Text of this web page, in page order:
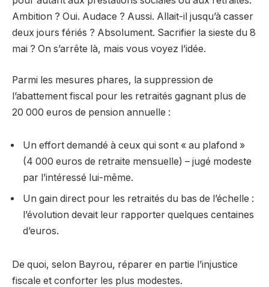
Ambition ? Oui. Audace ? Aussi. Allait-il jusqu’à casser
deux jours fériés ? Absolument. Sacrifier la sieste du 8
mai ? On s’arrête là, mais vous voyez l’idée.
Parmi les mesures phares, la suppression de
l’abattement fiscal pour les retraités gagnant plus de
20 000 euros de pension annuelle :
Un effort demandé à ceux qui sont « au plafond »
(4 000 euros de retraite mensuelle) – jugé modeste
par l’intéressé lui-même.
Un gain direct pour les retraités du bas de l’échelle :
l’évolution devait leur rapporter quelques centaines
d’euros.
De quoi, selon Bayrou, réparer en partie l’injustice
fiscale et conforter les plus modestes.